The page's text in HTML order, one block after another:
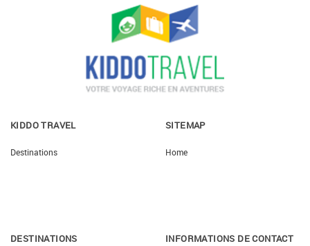
KIDDO TRAVEL
Destinations
SITEMAP
Home
DESTINATIONS INFORMATIONS DE CONTACT